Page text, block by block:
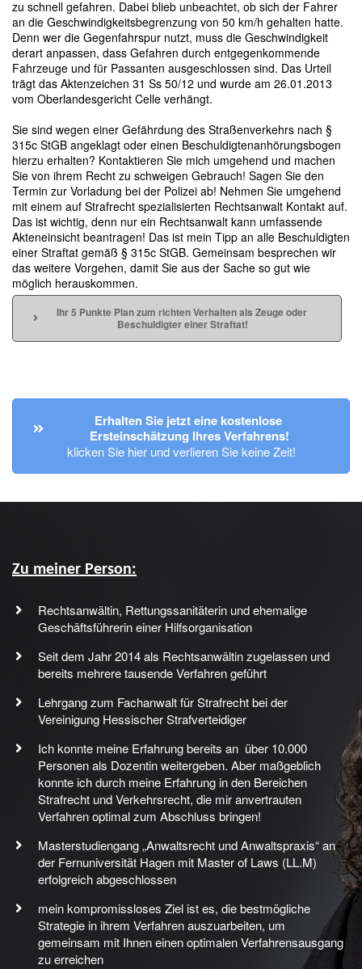
zu schnell gefahren. Dabei blieb unbeachtet, ob sich der Fahrer
an die Geschwindigkeitsbegrenzung von 50 km/h gehalten hatte.
Denn wer die Gegenfahrspur nutzt, muss die Geschwindigkeit
derart anpassen, dass Gefahren durch entgegenkommende
Fahrzeuge und für Passanten ausgeschlossen sind. Das Urteil
trägt das Aktenzeichen 31 Ss 50/12 und wurde am 26.01.2013
vom Oberlandesgericht Celle verhängt.
Sie sind wegen einer Gefährdung des Straßenverkehrs nach §
315c StGB angeklagt oder einen Beschuldigtenanhörungsbogen
hierzu erhalten? Kontaktieren Sie mich umgehend und machen
Sie von ihrem Recht zu schweigen Gebrauch! Sagen Sie den
Termin zur Vorladung bei der Polizei ab! Nehmen Sie umgehend
mit einem auf Strafrecht spezialisierten Rechtsanwalt Kontakt auf.
Das ist wichtig, denn nur ein Rechtsanwalt kann umfassende
Akteneinsicht beantragen! Das ist mein Tipp an alle Beschuldigten
einer Straftat gemäß § 315c StGB. Gemeinsam besprechen wir
das weitere Vorgehen, damit Sie aus der Sache so gut wie
möglich herauskommen.
Ihr 5 Punkte Plan zum richten Verhalten als Zeuge oder
Beschuldigter einer Straftat!
Erhalten Sie jetzt eine kostenlose
Ersteinschätzung Ihres Verfahrens!
klicken Sie hier und verlieren Sie keine Zeit!
Zu meiner Person:
Rechtsanwältin, Rettungssanitäterin und ehemalige
Geschäftsführerin einer Hilfsorganisation
Seit dem Jahr 2014 als Rechtsanwältin zugelassen und
bereits mehrere tausende Verfahren geführt
Lehrgang zum Fachanwalt für Strafrecht bei der
Vereinigung Hessischer Strafverteidiger
Ich konnte meine Erfahrung bereits an über 10.000
Personen als Dozentin weitergeben. Aber maßgeblich
konnte ich durch meine Erfahrung in den Bereichen
Strafrecht und Verkehrsrecht, die mir anvertrauten
Verfahren optimal zum Abschluss bringen!
Masterstudiengang „Anwaltsrecht und Anwaltspraxis“ an
der Fernuniversität Hagen mit Master of Laws (LL.M)
erfolgreich abgeschlossen
mein kompromissloses Ziel ist es, die bestmögliche
Strategie in ihrem Verfahren auszuarbeiten, um
gemeinsam mit Ihnen einen optimalen Verfahrensausgang
zu erreichen